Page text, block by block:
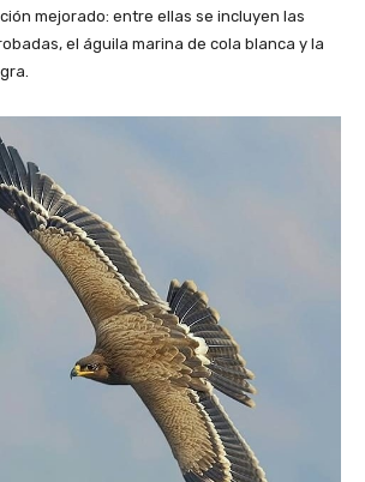
mejorado: entre ellas se incluyen las
el águila marina de cola blanca y la